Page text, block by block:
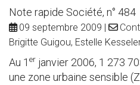
Note rapide Société, n° 484
09 septembre 2009
Brigitte Guigou, Estelle
Au 1 er janvier 2006, 1 273
une zone urbaine sensible